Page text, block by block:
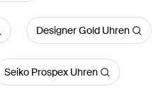
Designer Gold Uhren
Seiko Prospex Uhren